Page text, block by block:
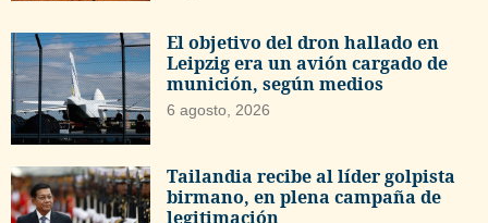
El objetivo del dron hallado en
Leipzig era un avión cargado de
munición, según medios
6 agosto, 2026
Tailandia recibe al líder golpista
birmano, en plena campaña de
legitimación